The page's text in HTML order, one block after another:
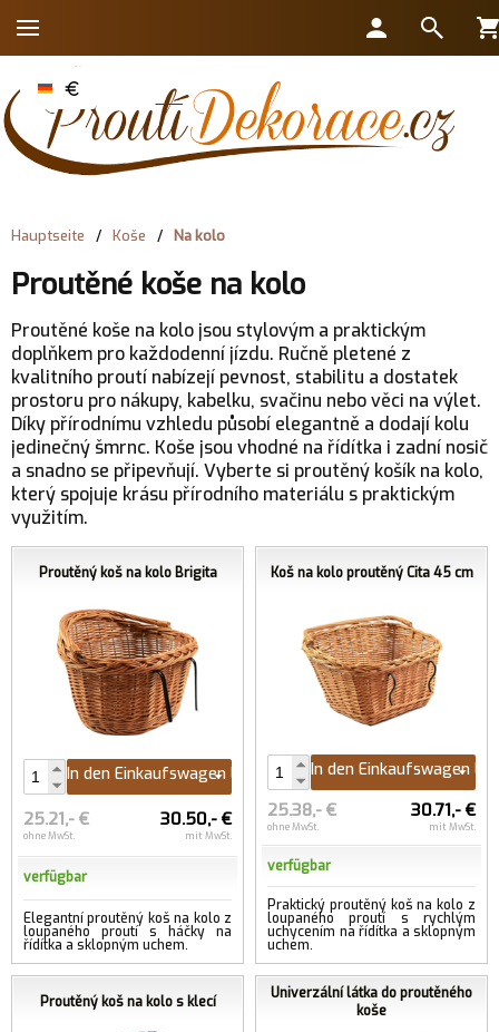
Hauptseite / Koše / Na kolo
Proutěné koše na kolo
Proutěné koše na kolo jsou stylovým a praktickým
doplňkem pro každodenní jízdu. Ručně pletené z
kvalitního proutí nabízejí pevnost, stabilitu a dostatek
prostoru pro nákupy, kabelku, svačinu nebo věci na výlet.
Díky přírodnímu vzhledu působí elegantně a dodají kolu
jedinečný šmrnc. Koše jsou vhodné na řídítka i zadní nosič
a snadno se připevňují. Vyberte si proutěný košík na kolo,
který spojuje krásu přírodního materiálu s praktickým
využitím.
Proutěný koš na kolo Brigita
In den Einkaufswagen legen
25.21,- €
ohne MwSt.
30.50,- €
mit MwSt.
verfügbar
Elegantní proutěný koš na kolo z
loupaného proutí s háčky na
řídítka a sklopným uchem.
Koš na kolo proutěný Cita 45 cm
In den Einkaufswagen
25.38,- €
ohne MwSt.
30.71,- €
mit MwSt.
verfügbar
Praktický proutěný koš na kolo z
loupaného proutí s rychlým
uchycením na řídítka a sklopným
uchem.
Proutěný koš na kolo s klecí
Univerzální látka do proutěného
koše